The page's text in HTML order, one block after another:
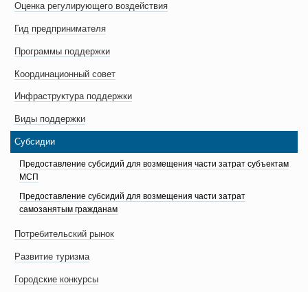
Оценка регулирующего воздействия
Гид предпринимателя
Программы поддержки
Координационный совет
Инфраструктура поддержки
Виды поддержки
Субсидии
Предоставление субсидий для возмещения части затрат субъектам
МСП
Предоставление субсидий для возмещения части затрат
самозанятым гражданам
Потребительский рынок
Развитие туризма
Городские конкурсы